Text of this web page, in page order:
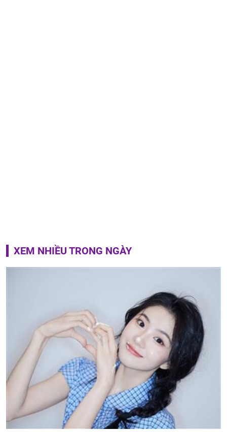
XEM NHIỀU TRONG NGÀY